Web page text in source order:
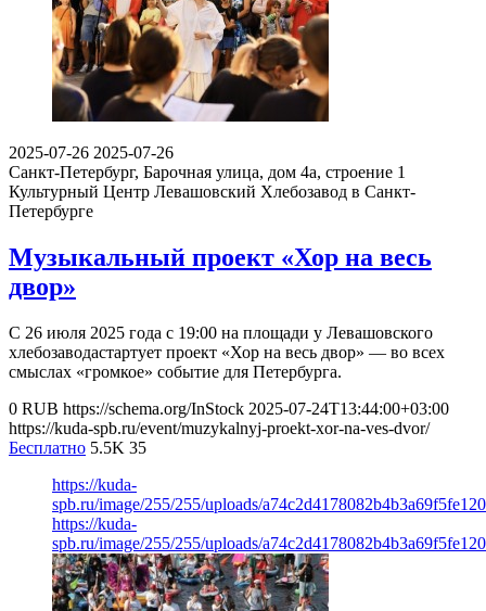
2025-07-26 2025-07-26
Санкт-Петербург, Барочная улица, дом 4а, строение 1
Культурный Центр Левашовский Хлебозавод в Санкт-
Петербурге
Музыкальный проект «Хор на весь
двор»
С 26 июля 2025 года с 19:00 на площади у Левашовского
хлебозаводастартует проект «Хор на весь двор» — во всех
смыслах «громкое» событие для Петербурга.
0 RUB https://schema.org/InStock 2025-07-24T13:44:00+03:00
https://kuda-spb.ru/event/muzykalnyj-proekt-xor-na-ves-dvor/
Бесплатно 5.5K 35
https://kuda-
spb.ru/image/255/255/uploads/
https://kuda-
spb.ru/image/255/255/uploads/